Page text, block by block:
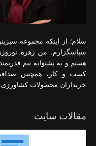
سلام؛ از اینکه مجموعه
سپاسگزارم. من زهره
هستم و به پشتوانه تیم
کسب و کار، همچنین
خریداران محصولات
مقالات سایت